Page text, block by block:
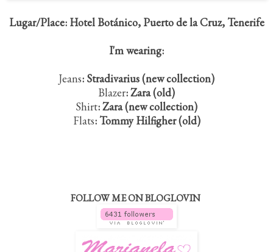
Lugar/Place: Hotel Botánico, Puerto de la Cruz, Tenerife
I'm wearing:
Jeans: Stradivarius (new collection)
Blazer: Zara (old)
Shirt: Zara (new collection)
Flats: Tommy Hilfigher (old)
FOLLOW ME ON BLOGLOVIN